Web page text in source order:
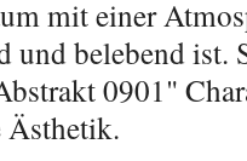
mit einer
belebend ist.
0901"
Ästhetik.